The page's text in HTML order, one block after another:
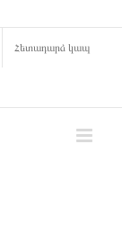
Հետադարձ կապ